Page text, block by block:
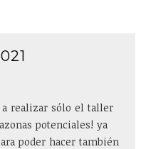
a realizar sólo el taller
potenciales! ya
poder hacer también